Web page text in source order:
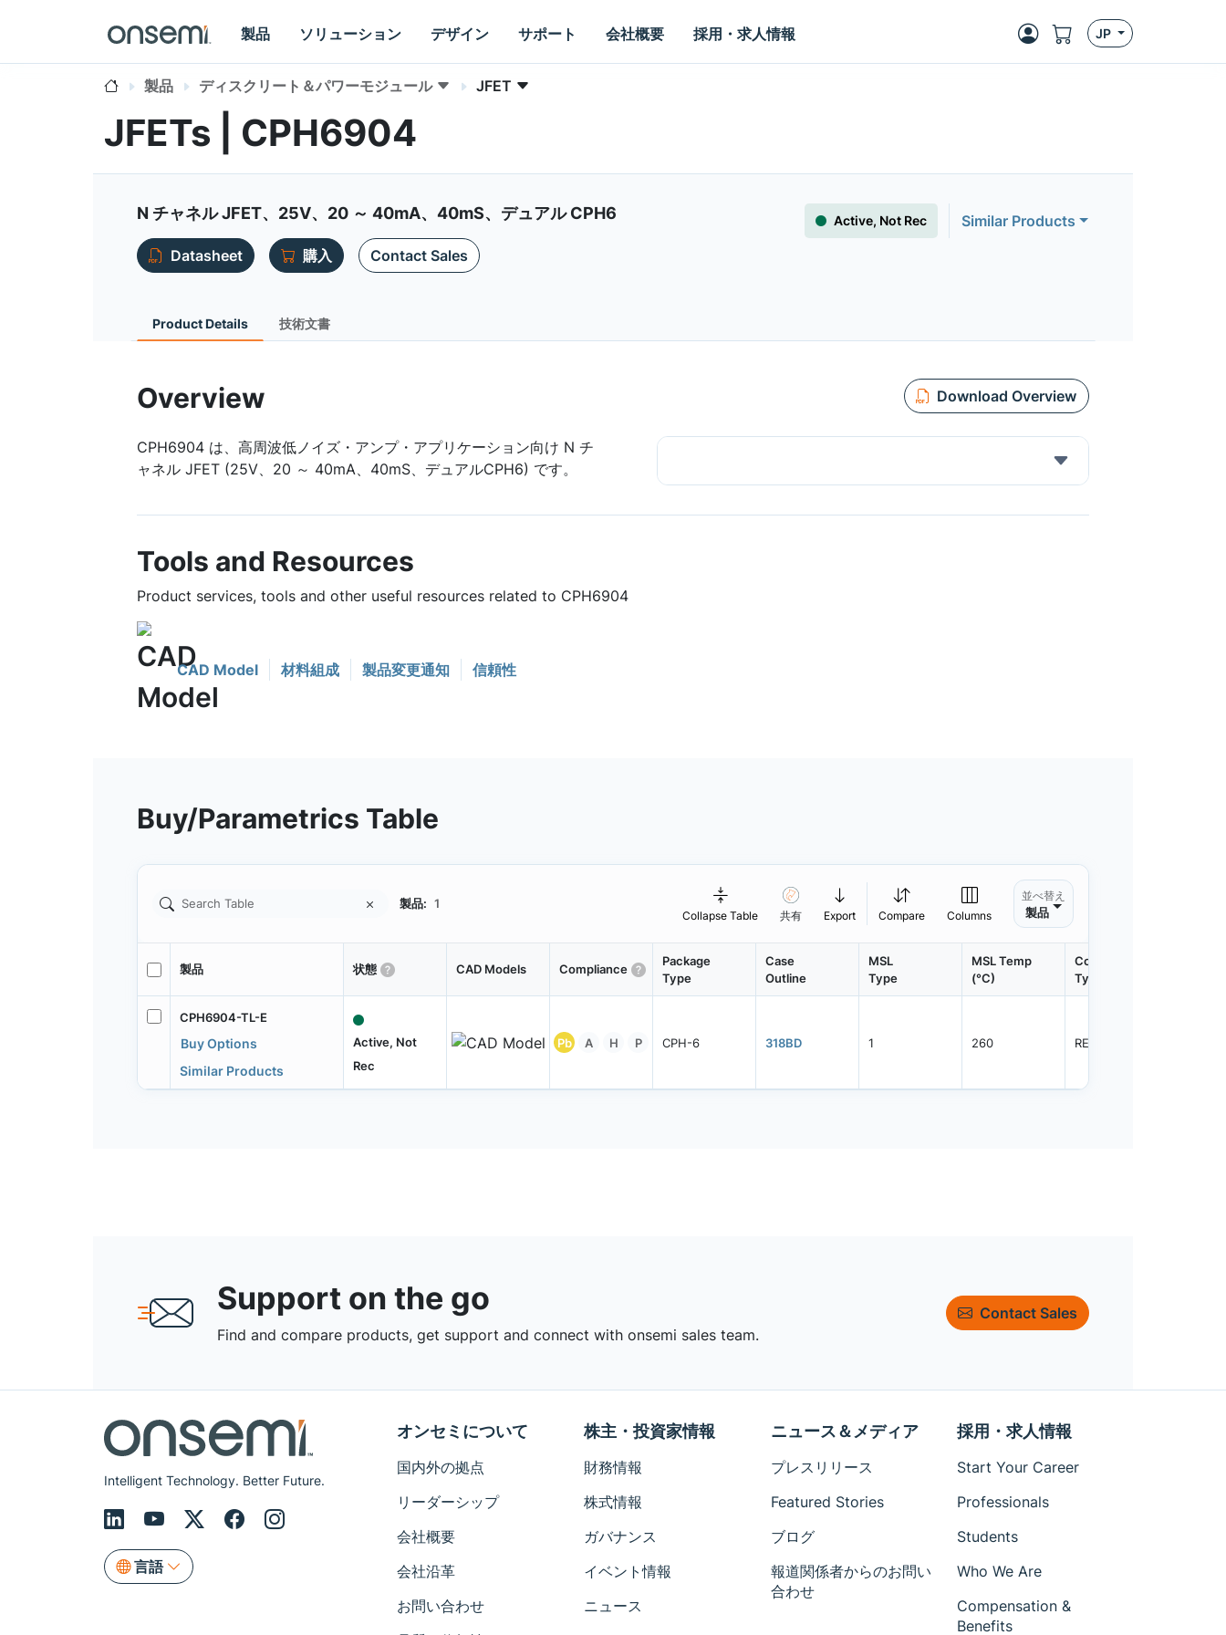
製品 ソリューション デザイン サポート 会社概要 採用・求人情報 JP
製品 ディスクリート＆パワーモジュール JFET
JFETs | CPH6904
N チャネル JFET、25V、20 ～ 40mA、40mS、デュアル CPH6 Active, Not Rec
Similar Products
Datasheet
購入 Contact Sales
Product Details 技術文書
Overview Download Overview
CPH6904 は、高周波低ノイズ・アンプ・アプリケーション向け N チ
ャネル JFET (25V、20 ～ 40mA、40mS、デュアルCPH6) です。
Tools and Resources
Product services, tools and other useful resources related to CPH6904
CAD Model 材料組成 製品変更通知 信頼性
Buy/Parametrics Table
製品: 1
Collapse Table 共有 Export Compare Columns
並べ替え
製品
製品 状態 CAD Models Compliance
Package
Type
Case
Outline
MSL
Type
MSL Temp
(°C)
Container
Type
CPH6904-TL-E
Buy Options
Similar Products
Active, Not
Rec
Pb A H P CPH-6 318BD 1 260 REEL
Support on the go
Find and compare products, get support and connect with onsemi sales team.
Contact Sales
Intelligent Technology. Better Future.
言語
オンセミについて
国内外の拠点
リーダーシップ
会社概要
会社沿革
お問い合わせ
株主・投資家情報
財務情報
株式情報
ガバナンス
イベント情報
ニュース
ニュース＆メディア
プレスリリース
Featured Stories
ブログ
報道関係者からのお問い
合わせ
採用・求人情報
Start Your Career
Professionals
Students
Who We Are
Compensation &
Benefits